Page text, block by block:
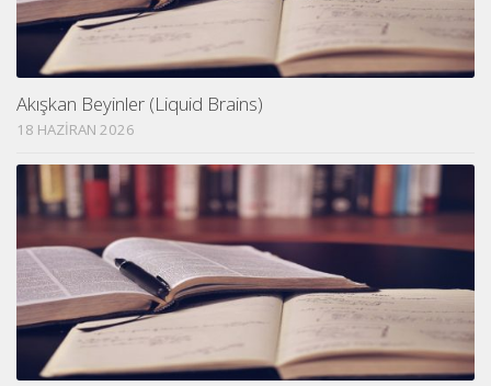
Akışkan Beyinler (Liquid Brains)
18 HAZIRAN 2026